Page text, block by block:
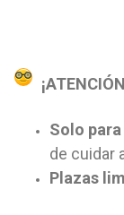
Solo
de cuidar
Plazas